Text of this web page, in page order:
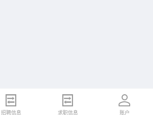
招聘信息 求职信息 账户